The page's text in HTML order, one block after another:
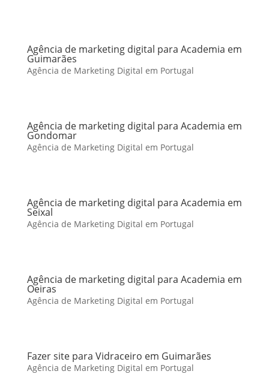
Agência de marketing digital para Academia em
Guimarães
Agência de Marketing Digital em Portugal
Agência de marketing digital para Academia em
Gondomar
Agência de Marketing Digital em Portugal
Agência de marketing digital para Academia em
Seixal
Agência de Marketing Digital em Portugal
Agência de marketing digital para Academia em
Oeiras
Agência de Marketing Digital em Portugal
Fazer site para Vidraceiro em Guimarães
Agência de Marketing Digital em Portugal